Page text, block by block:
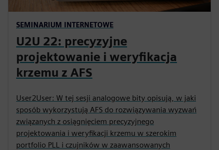
SEMINARIUM INTERNETOWE
U2U 22: precyzyjne
projektowanie i weryfikacja
krzemu z AFS
User2User: W tej sesji analogowe bity opisują, w jaki
sposób wykorzystują AFS do rozwiązywania wyzwań
związanych z osiągnięciem precyzyjnego
projektowania i weryfikacji krzemu w szerokim
portfolio PLL i czujników w zaawansowanych